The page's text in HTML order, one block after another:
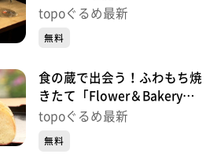
Jete Ashigaru」（大崎市古
め】
topoぐるめ最新
無料
食の蔵で出会う！ふわもち焼
きたて「Flower＆Bakeryサ
クラサク」（大崎市古川七日
topoぐるめ最新
無料